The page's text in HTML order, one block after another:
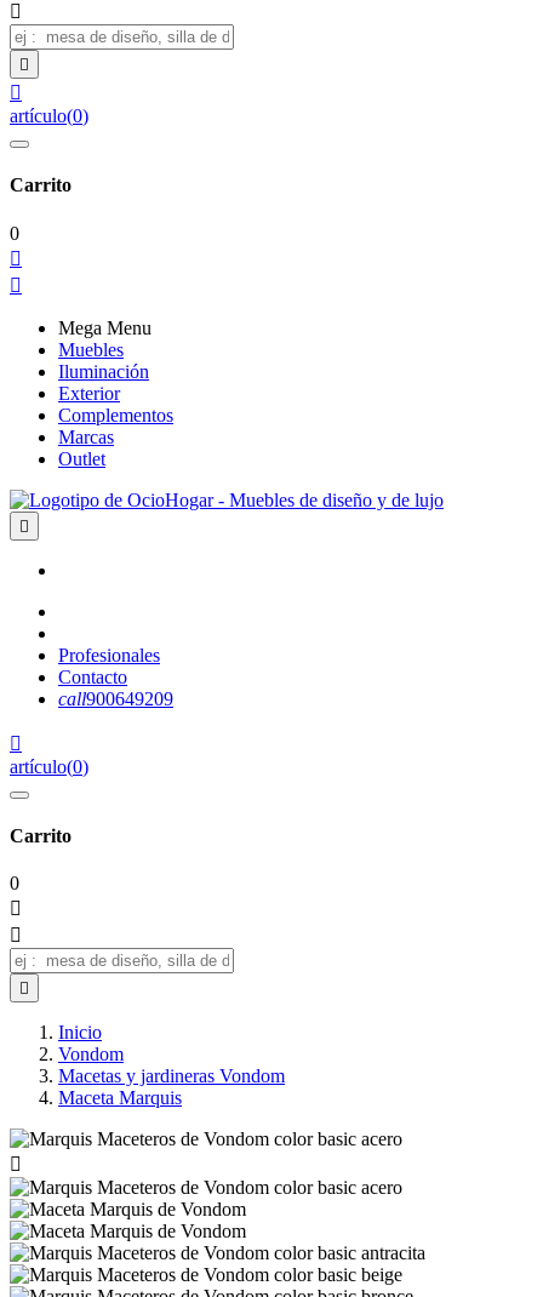



artículo(0)
Carrito
0


Mega Menu
Muebles
Iluminación
Exterior
Complementos
Marcas
Outlet

Profesionales
Contacto
call900649209

artículo(0)
Carrito
0



Inicio
Vondom
Macetas y jardineras Vondom
Maceta Marquis
